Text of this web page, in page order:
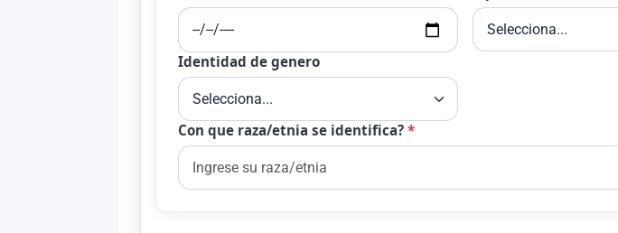
Identidad de genero
Con que raza/etnia se identifica?*